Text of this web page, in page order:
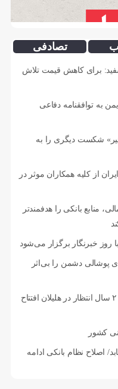
تصادفی
برای کاهش قیمت تلاش
به توافقنامه دفاعی
شکست دیگری را به
از کلیه همکاران موثر در
منابع بانکی را هدفمندتر
خبرنگار برگزار می‌شود
پوشالی دشمن را بی‌اثر
بزرگترین سازه سنگی ایلام پس از ۲۰ سال انتظار در هلیلان افتتاح
کشور
اصلاح نظام بانکی ادامه